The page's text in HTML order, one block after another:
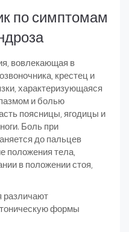
по симптомам
вовлекающая в
крестец и
характеризующаяся
и болью
поясницы, ягодицы и
Боль при
до пальцев
положения тела,
в положении стоя,
различают
формы